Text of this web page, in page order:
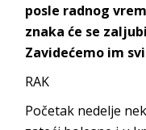
posle radnog
znaka će se
Zavidećemo im
RAK
Početak nedelje